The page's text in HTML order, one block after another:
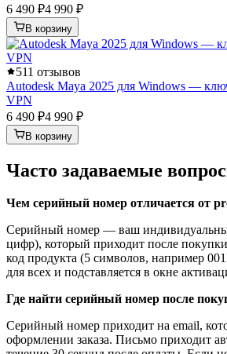
6 490 ₽4 990 ₽
В корзину
511 отзывов
Autodesk Maya 2025 для Windows —
VPN
6 490 ₽4 990 ₽
В корзину
Часто задаваемые
Чем серийный номер отличается от
Серийный номер — ваш
цифр), который приходит после
код продукта (5 символов, например
для всех и подставляется в окне
Где найти серийный номер после
Серийный номер приходит на email,
оформлении заказа. Письмо приходит